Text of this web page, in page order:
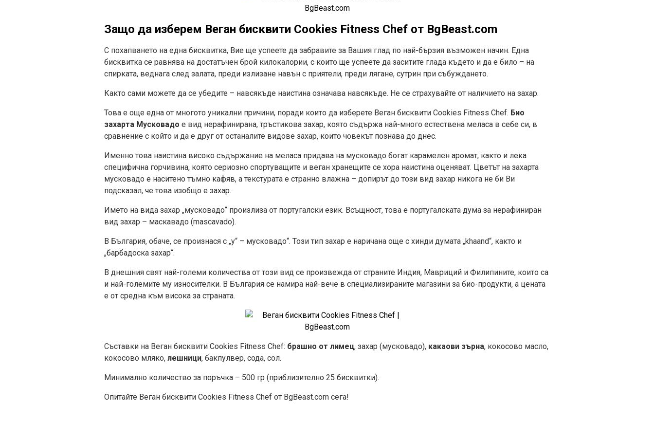
Защо да изберем Веган бисквити Cookies Fitness Chef от BgBeast.com
С похапването на една бисквитка, Вие ще успеете да забравите за Вашия глад по най-бързия възможен начин. Една
бисквитка се равнява на достатъчен брой килокалории, с които ще успеете да заситите глада където и да е било – на
спирката, веднага след залата, преди излизане навън с приятели, преди лягане, сутрин при събуждането.
Както сами можете да се убедите – навсякъде наистина означава навсякъде. Не се страхувайте от наличието на захар.
Това е още една от многото уникални причини, поради които да изберете Веган бисквити Cookies Fitness Chef. Био
захарта Мусковадо е вид нерафинирана, тръстикова захар, която съдържа най-много естествена меласа в себе си, в
сравнение с който и да е друг от останалите видове захар, които човекът познава до днес.
Именно това наистина високо съдържание на меласа придава на мусковадо богат карамелен аромат, както и лека
специфична горчивина, която сериозно спортуващите и веган хранещите се хора наистина оценяват. Цветът на захарта
мусковадо е наситено тъмно кафяв, а текстурата е странно влажна – допирът до този вид захар никога не би Ви
подсказал, че това изобщо е захар.
Името на вида захар „мусковадо“ произлиза от португалски език. Всъщност, това е португалската дума за нерафиниран
вид захар – маскавадо (mascavado).
В България, обаче, се произнася с „у“ – мусковадо“. Този тип захар е наричана още с хинди думата „khaand“, както и
„барбадоска захар“.
В днешния свят най-големи количества от този вид се произвежда от страните Индия, Мавриций и Филипините, които са
и най-големите му износителки. В България се намира най-вече в специализираните магазини за био-продукти, а цената
е от средна към висока за страната.
Съставки на Веган бисквити Cookies Fitness Chef: брашно от лимец, захар (мусковадо), какаови зърна, кокосово масло,
кокосово мляко,лешници, бакпулвер, сода, сол.
Минимално количество за поръчка – 500 гр (приблизително 25 бисквитки).
Опитайте Веган бисквити Cookies Fitness Chef от BgBeast.com сега!